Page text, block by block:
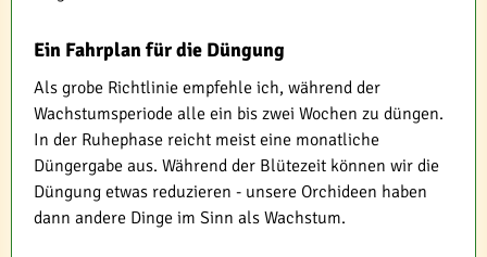
Ein Fahrplan für die Düngung
Als grobe Richtlinie empfehle ich, während der
Wachstumsperiode alle ein bis zwei Wochen zu düngen.
In der Ruhephase reicht meist eine monatliche
Düngergabe aus. Während der Blütezeit können wir die
Düngung etwas reduzieren - unsere Orchideen haben
dann andere Dinge im Sinn als Wachstum.